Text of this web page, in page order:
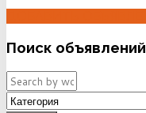
Поиск объявлений